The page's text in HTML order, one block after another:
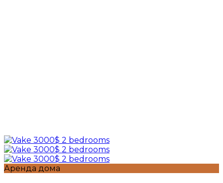
Аренда дома